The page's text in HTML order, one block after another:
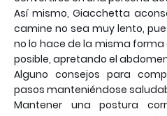
Así mismo, Giacchetta
camine no sea muy lento,
no lo hace de la misma forma
posible, apretando el
Alguno consejos para
pasos manteniéndose
Mantener una postura